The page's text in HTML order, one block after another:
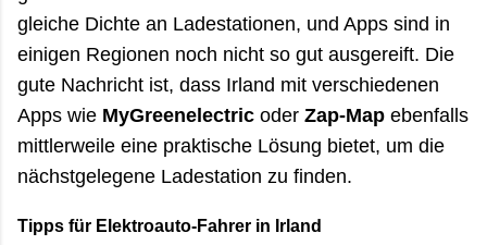
gleiche Dichte an Ladestationen, und Apps sind in
einigen Regionen noch nicht so gut ausgereift. Die
gute Nachricht ist, dass Irland mit verschiedenen
Apps wie MyGreenelectric oder Zap-Map ebenfalls
mittlerweile eine praktische Lösung bietet, um die
nächstgelegene Ladestation zu finden.
Tipps für Elektroauto-Fahrer in Irland